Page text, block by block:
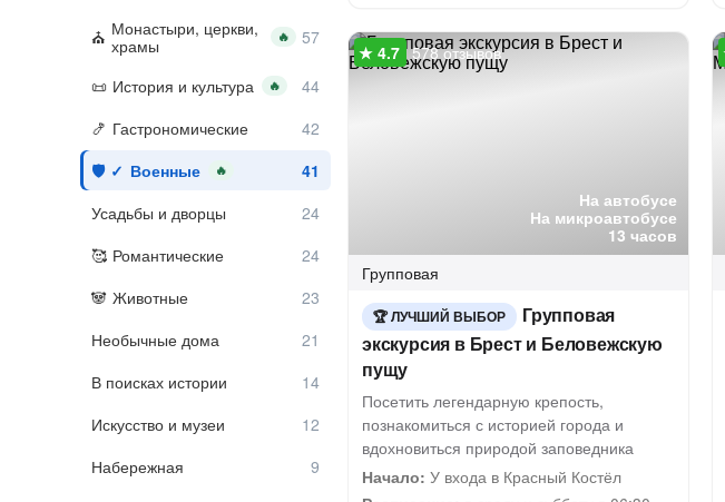
На автобусе
На микроавтобусе
13 часов
578 отзывов
Групповая
ЛУЧШИЙ ВЫБОР
Групповая
экскурсия в Брест и Беловежскую
пущу
Посетить легендарную крепость,
познакомиться с историей города и
вдохновиться природой заповедника
Начало: У входа в Красный Костёл
Монастыри, церкви,
храмы
🔥
История и культура 🔥
Гастрономические
Военные
🔥
Усадьбы и дворцы
Романтические
Животные
Необычные дома
В поисках истории
Искусство и музеи
Набережная